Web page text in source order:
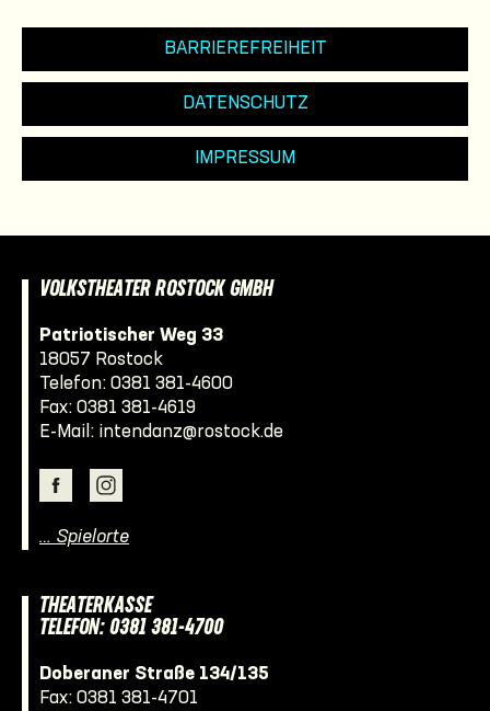
BARRIEREFREIHEIT
DATENSCHUTZ
IMPRESSUM
VOLKSTHEATER ROSTOCK GMBH
Patriotischer Weg 33
18057 Rostock
Telefon: 0381 381-4600
Fax: 0381 381-4619
E-Mail: intendanz@rostock.de
… Spielorte
THEATERKASSE
TELEFON: 0381 381-4700
Doberaner Straße 134/135
Fax: 0381 381-4701